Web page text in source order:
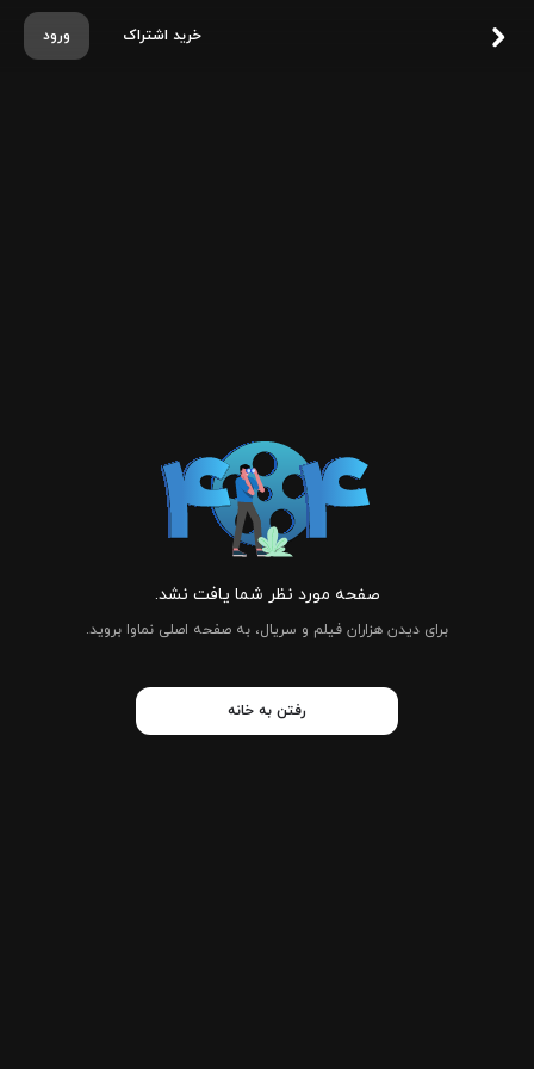
ورود خرید اشتراک
صفحه مورد نظر شما یافت نشد.
برای دیدن هزاران فیلم و سریال، به صفحه اصلی نماوا بروید.
رفتن به خانه